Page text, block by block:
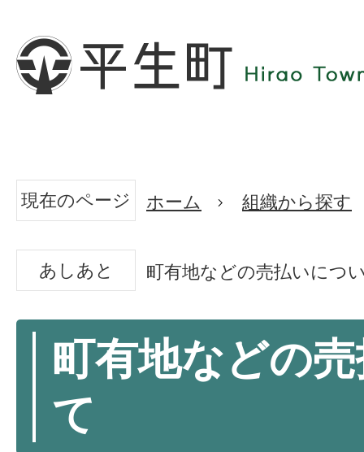
現在のページ ホーム 組織から探す
あしあと 町有地などの売払いにつ
町有地などの
て